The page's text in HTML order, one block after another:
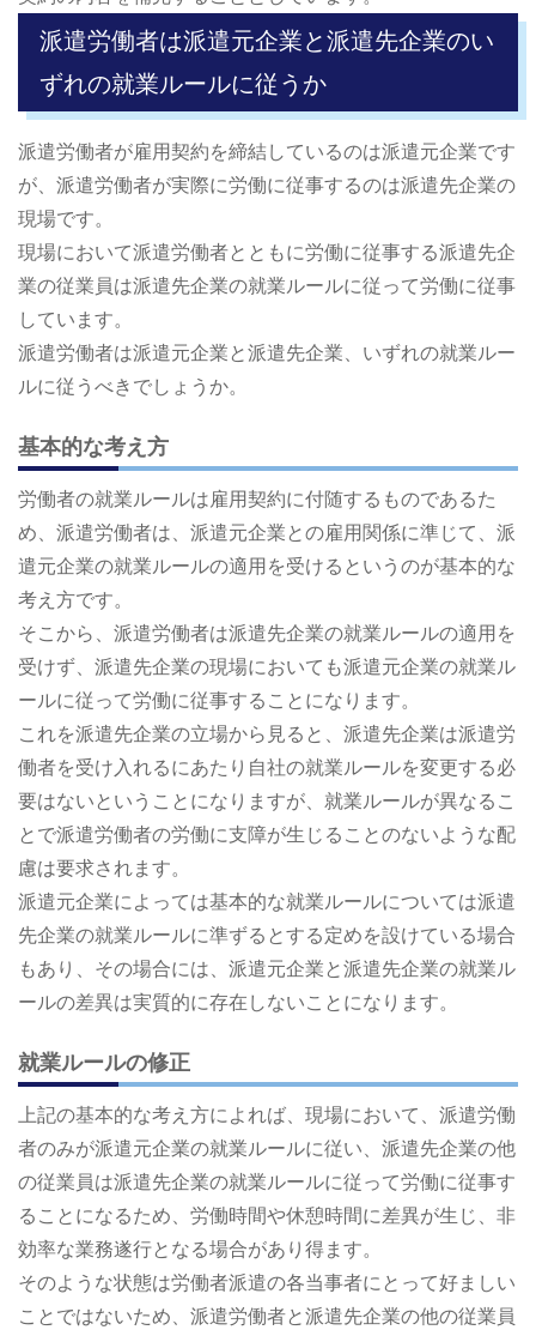
派遣労働者は派遣元企業と派遣先企業のい
ずれの就業ルールに従うか
派遣労働者が雇用契約を締結しているのは派遣元企業です
が、派遣労働者が実際に労働に従事するのは派遣先企業の
現場です。
現場において派遣労働者とともに労働に従事する派遣先企
業の従業員は派遣先企業の就業ルールに従って労働に従事
しています。
派遣労働者は派遣元企業と派遣先企業、いずれの就業ルー
ルに従うべきでしょうか。
基本的な考え方
労働者の就業ルールは雇用契約に付随するものであるた
め、派遣労働者は、派遣元企業との雇用関係に準じて、派
遣元企業の就業ルールの適用を受けるというのが基本的な
考え方です。
そこから、派遣労働者は派遣先企業の就業ルールの適用を
受けず、派遣先企業の現場においても派遣元企業の就業ル
ールに従って労働に従事することになります。
これを派遣先企業の立場から見ると、派遣先企業は派遣労
働者を受け入れるにあたり自社の就業ルールを変更する必
要はないということになりますが、就業ルールが異なるこ
とで派遣労働者の労働に支障が生じることのないような配
慮は要求されます。
派遣元企業によっては基本的な就業ルールについては派遣
先企業の就業ルールに準ずるとする定めを設けている場合
もあり、その場合には、派遣元企業と派遣先企業の就業ル
ールの差異は実質的に存在しないことになります。
就業ルールの修正
上記の基本的な考え方によれば、現場において、派遣労働
者のみが派遣元企業の就業ルールに従い、派遣先企業の他
の従業員は派遣先企業の就業ルールに従って労働に従事す
ることになるため、労働時間や休憩時間に差異が生じ、非
効率な業務遂行となる場合があり得ます。
そのような状態は労働者派遣の各当事者にとって好ましい
ことではないため、派遣労働者と派遣先企業の他の従業員